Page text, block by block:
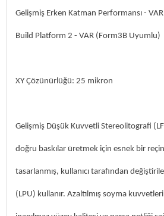
Gelişmiş Erken Katman Performansı - VAR
Build Platform 2 - VAR (Form3B Uyumlu)
XY Çözünürlüğü: 25 mikron
Gelişmiş Düşük Kuvvetli Stereolitografi
doğru baskılar üretmek için esnek bir
tasarlanmış, kullanıcı tarafından
(LPU) kullanır. Azaltılmış soyma kuvvetleri,